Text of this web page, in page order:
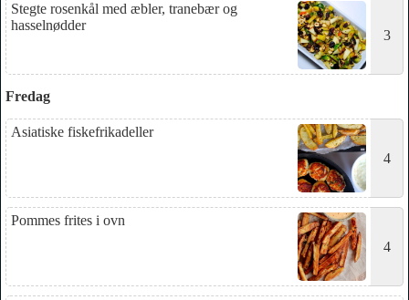
Stegte rosenkål med æbler, tranebær og
hasselnødder
3
Fredag
Asiatiske fiskefrikadeller
4
Pommes frites i ovn
4